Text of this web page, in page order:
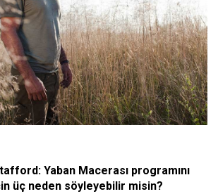
Yaban Macerası programını
üç neden söyleyebilir misin?